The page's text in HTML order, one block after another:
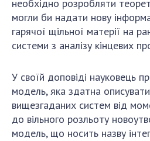
необхідно розробляти
могли би надати нову
гарячої щільної матерії на
системи з аналізу кінцевих
У своїй доповіді науковець
модель, яка здатна
вищезгаданих систем від
до вільного розльоту
модель, що носить назву